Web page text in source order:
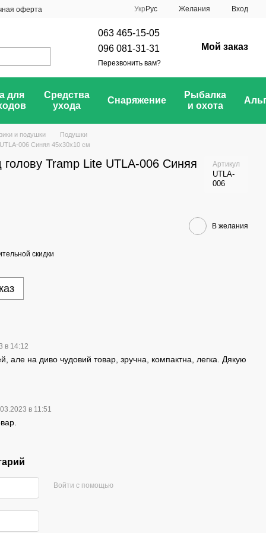
оферта Укр Рус Желания Вход
063 465-15-05
096 081-31-31
Перезвонить вам?
Мой заказ
для
Средства
ухода
Снаряжение
Рыбалка
и охота
и подушки
Подушки
006 Синяя 45x30x10 см
Tramp Lite UTLA-006 Синяя Артикул
UTLA-
006
В желания
скидки
в 14:12
але на диво чудовий товар, зручна, компактна, легка. Дякую
в 11:51
Войти с помощью